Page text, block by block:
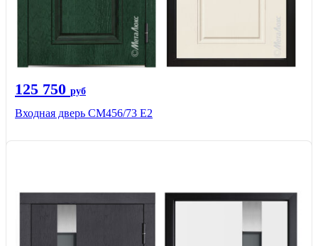
125 750 руб
Входная дверь СМ456/73 Е2